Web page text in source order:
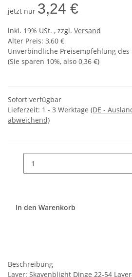
jetzt nur 3,24 €
inkl. 19% USt. , zzgl. Versand
Alter Preis: 3,60 €
Unverbindliche Preisempfehlung des
(Sie sparen 10%, also 0,36 €)
Sofort verfügbar
Lieferzeit: 1 - 3 Werktage (DE -
abweichend)
In den Warenkorb
Beschreibung
Layer: Skavenblight Dinge 22-54